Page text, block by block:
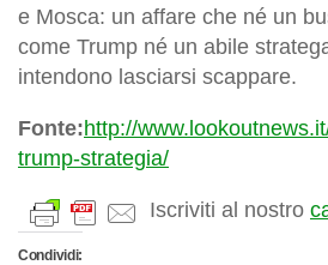
e Mosca: un affare che né un
come Trump né un abile
intendono lasciarsi scappare.
Fonte:http://
trump-strategia/
Iscriviti al nostro
Condividi: